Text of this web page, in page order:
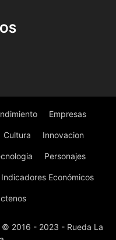
Empresas
Cultura Innovacion
Personajes
Indicadores Económicos
2016 - 2023 - Rueda La